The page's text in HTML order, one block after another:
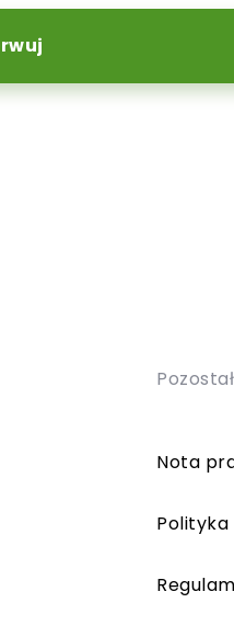
Nota